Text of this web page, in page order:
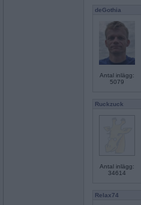
deGothia
Antal inlägg:
5079
Ruckzuck
Antal inlägg:
34614
Relax74